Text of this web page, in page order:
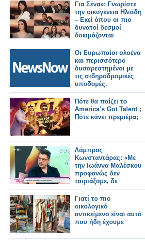
Για Σένα»: Γνωρίστε
την οικογένεια Ηλιάδη
– Εκεί όπου οι πιο
δυνατοί δεσμοί
δοκιμάζονται
περισσότερο !
Οι Ευρωπαίοι ολοένα
και περισσότερο
δυσαρεστημένοι με
τις σιδηροδρομικές
υποδομές.
Πότε θα παίζει το
America’s Got Talent ;
Πότε κάνει πρεμιέρα;
Λάμπρος
Κωνσταντάρας: «Με
την Ιωάννα Μαλέσκου
προφανώς δεν
ταιριάξαμε, δε
μετανιώνω όμως για
την επιλογή που
έκανα»
Γιατί το πιο
οικολογικό
αντικείμενο είναι αυτό
που ήδη έχουμε